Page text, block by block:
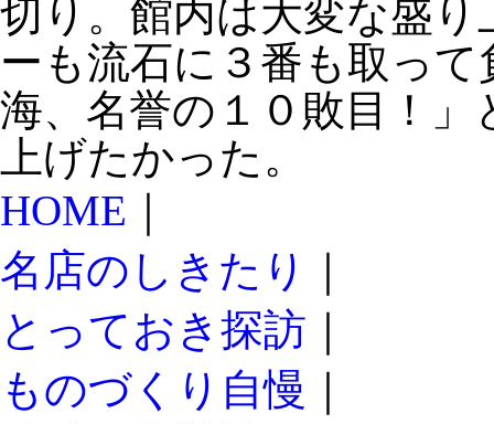
切り。館内は大変な盛
ーも流石に３番も取っ
海、名誉の１０敗目！
上げたかった。
HOME
名店のしきたり
とっておき探訪
ものづくり自慢